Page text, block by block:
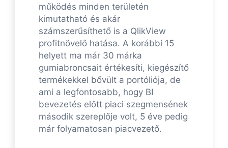
működés minden területén
kimutatható és akár
számszerűsíthető is a QlikView
profitnövelő hatása. A korábbi 15
helyett ma már 30 márka
gumiabroncsait értékesíti, kiegészítő
termékekkel bővült a portóliója, de
ami a legfontosabb, hogy BI
bevezetés előtt piaci szegmensének
második szereplője volt, 5 éve pedig
már folyamatosan piacvezető.